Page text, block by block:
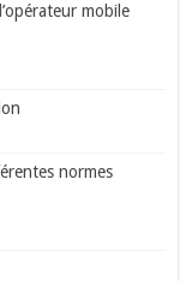
mobile
normes